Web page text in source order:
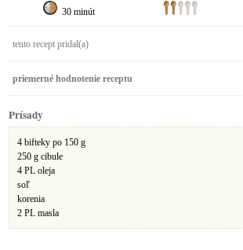
30 minút
tento recept pridal(a)
priemerné hodnotenie receptu
Prísady
4 bifteky po 150 g
250 g cibule
4 PL oleja
soľ
korenia
2 PL masla